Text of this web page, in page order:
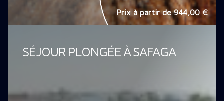
Prix à partir de944,00 €
SÉJOUR PLONGÉE À SAFAGA